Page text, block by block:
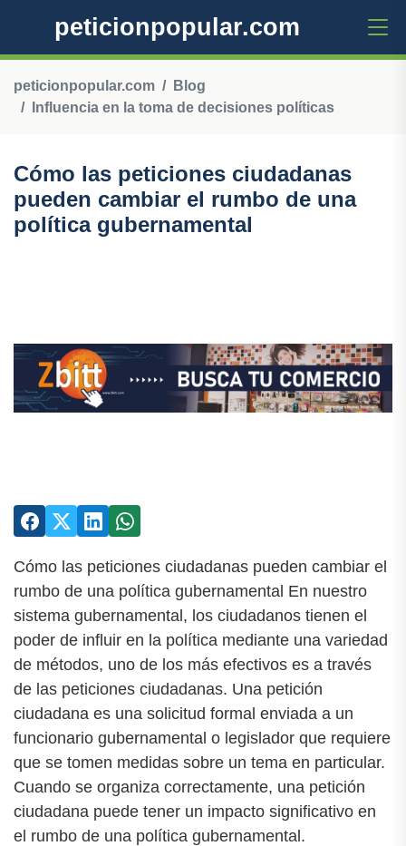
peticionpopular.com
peticionpopular.com
Blog
Influencia en la toma de decisiones políticas
Cómo las peticiones ciudadanas
pueden cambiar el rumbo de una
política gubernamental
Cómo las peticiones ciudadanas pueden cambiar el
rumbo de una política gubernamental En nuestro
sistema gubernamental, los ciudadanos tienen el
poder de influir en la política mediante una variedad
de métodos, uno de los más efectivos es a través
de las peticiones ciudadanas. Una petición
ciudadana es una solicitud formal enviada a un
funcionario gubernamental o legislador que requiere
que se tomen medidas sobre un tema en particular.
Cuando se organiza correctamente, una petición
ciudadana puede tener un impacto significativo en
el rumbo de una política gubernamental.